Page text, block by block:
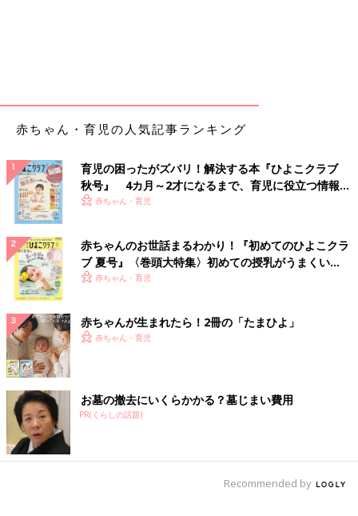
出典：Instagramアカウント「amk.wedding」
食べる量が少ない時期は豆皿にしようと思い、こちらに決めたの
赤ちゃん・育児の人気記事ランキング
育児の困ったがズバリ！解決する本『ひよこクラブ
秋号』 4カ月～2才になるまで、育児に役立つ情報が
いっぱい！
赤ちゃん・育児
赤ちゃんのお世話まるわかり！『初めてのひよこクラ
ブ 夏号』〈巻頭大特集〉初めての授乳がうまくい
く！ おっぱい・ミルクの基本と夏のトラブル 解決テ
赤ちゃん・育児
赤ちゃんが生まれたら！2冊の「たまひよ」
赤ちゃん・育児
お墓の撤去にいくらかかる？墓じまい費用
PR(くらしの話題)
Recommended by